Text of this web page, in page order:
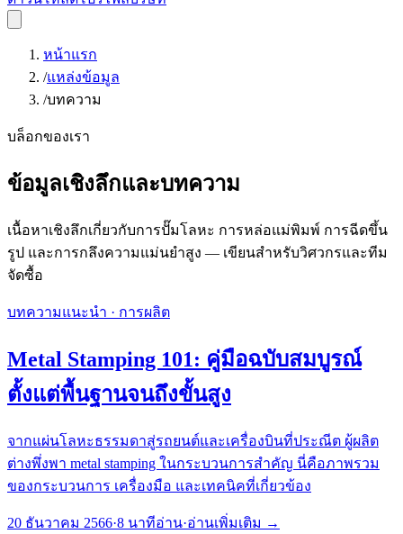
หน้าแรก
/แหล่งข้อมูล
/บทความ
บล็อกของเรา
ข้อมูลเชิงลึกและบทความ
เนื้อหาเชิงลึกเกี่ยวกับการปั๊มโลหะ การหล่อแม่พิมพ์ การฉีดขึ้น
รูป และการกลึงความแม่นยำสูง — เขียนสำหรับวิศวกรและทีม
จัดซื้อ
บทความแนะนำ · การผลิต
Metal Stamping 101: คู่มือฉบับสมบูรณ์
ตั้งแต่พื้นฐานจนถึงขั้นสูง
จากแผ่นโลหะธรรมดาสู่รถยนต์และเครื่องบินที่ประณีต ผู้ผลิต
ต่างพึ่งพา metal stamping ในกระบวนการสำคัญ นี่คือภาพรวม
ของกระบวนการ เครื่องมือ และเทคนิคที่เกี่ยวข้อง
20 ธันวาคม 2566·8 นาทีอ่าน·อ่านเพิ่มเติม →